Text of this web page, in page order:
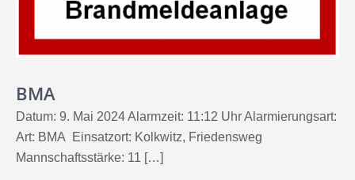
BMA
Datum: 9. Mai 2024 Alarmzeit: 11:12 Uhr Alarmierungsart:
Art: BMA Einsatzort: Kolkwitz, Friedensweg
Mannschaftsstärke: 11 […]